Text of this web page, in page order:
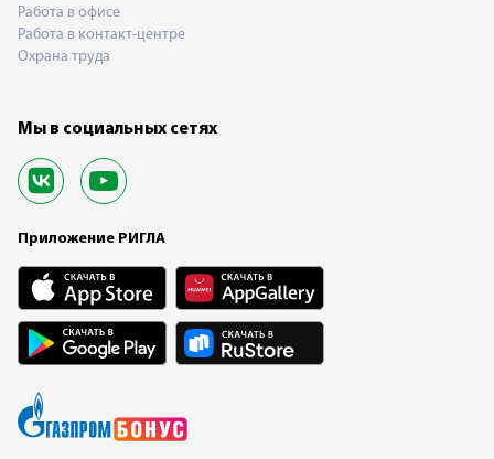
Работа в офисе
Работа в контакт-центре
Охрана труда
Мы в социальных сетях
Приложение РИГЛА